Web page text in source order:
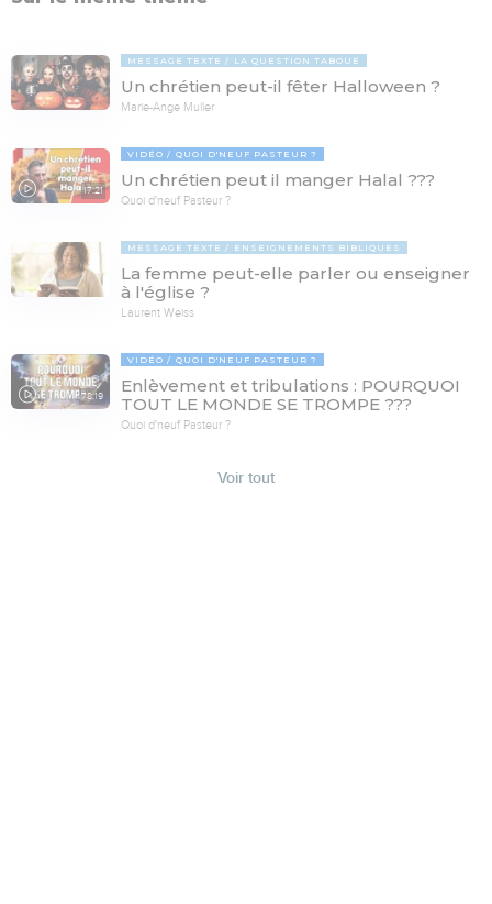
MESSAGE TEXTE LA QUESTION TABOUE
Un chrétien peut-il fêter Halloween ?
Marie-Ange Muller
17:21
VIDÉO QUOI D'NEUF PASTEUR ?
Un chrétien peut il manger Halal ???
Quoi d'neuf Pasteur ?
MESSAGE TEXTE ENSEIGNEMENTS BIBLIQUES
La femme peut-elle parler ou enseigner
à l'église ?
Laurent Weiss
78:19
VIDÉO QUOI D'NEUF PASTEUR ?
Enlèvement et tribulations : POURQUOI
TOUT LE MONDE SE TROMPE ???
Quoi d'neuf Pasteur ?
Voir tout